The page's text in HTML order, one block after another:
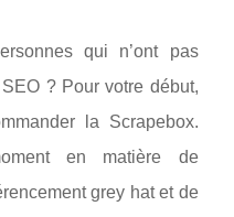
qui n’ont pas
? Pour votre début,
la Scrapebox.
en matière de
grey hat et de